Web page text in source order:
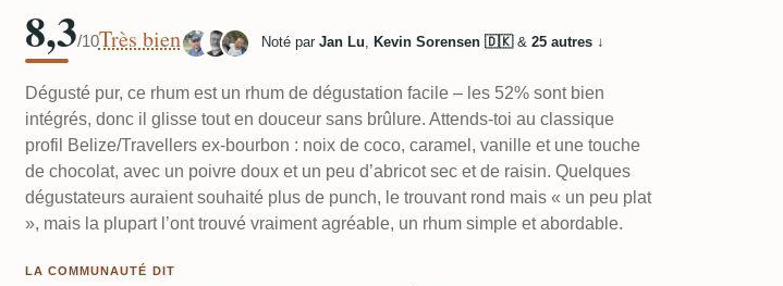
8,3/10Très bien Noté par Jan Lu, Kevin Sorensen 🇩🇰& 25 autres↓
Dégusté pur, ce rhum est un rhum de dégustation facile – les 52% sont bien
intégrés, donc il glisse tout en douceur sans brûlure. Attends-toi au classique
profil Belize/Travellers ex-bourbon : noix de coco, caramel, vanille et une touche
de chocolat, avec un poivre doux et un peu d’abricot sec et de raisin. Quelques
dégustateurs auraient souhaité plus de punch, le trouvant rond mais « un peu plat
», mais la plupart l’ont trouvé vraiment agréable, un rhum simple et abordable.
LA COMMUNAUTÉ DIT